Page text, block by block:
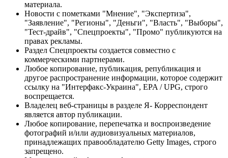
материала.
Новости с пометками "Мнение", "Экспертиза",
"Заявление", "Регионы", "Деньги", "Власть", "Выборы",
"Тест-драйв", "Спецпроекты", "Промо" публикуются на
правах рекламы.
Раздел Спецпроекты создается совместно с
коммерческими партнерами.
Любое копирование, публикация, републикация и
другое распространение информации, которое содержит
ссылку на "Интерфакс-Украина", EPA / UPG, строго
воспрещается.
Владелец веб-страницы в разделе Я- Корреспондент
является автор публикации.
Любое копирование, перепечатка и воспроизведение
фотографий и/или аудиовизуальных материалов,
принадлежащих правообладателю Getty Images, строго
запрещено.